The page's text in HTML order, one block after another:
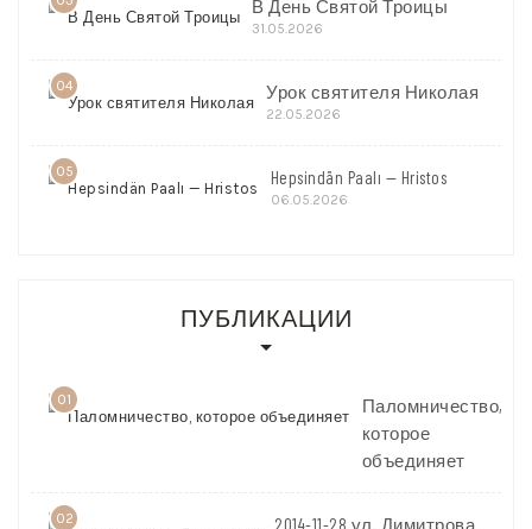
В День Святой Троицы
31.05.2026
04 Урок святителя Николая
22.05.2026
05 Hepsindän Paalı — Hristos
06.05.2026
ПУБЛИКАЦИИ
01
Паломничество,
которое
объединяет
02 2014-11-28 ул. Димитрова